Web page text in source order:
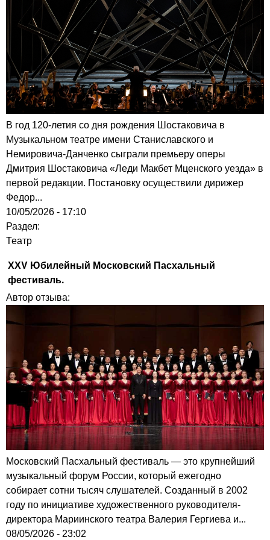
В год 120-летия со дня рождения Шостаковича в
Музыкальном театре имени Станиславского и
Немировича-Данченко сыграли премьеру оперы
Дмитрия Шостаковича «Леди Макбет Мценского уезда» в
первой редакции. Постановку осуществили дирижер
Федор...
10/05/2026 - 17:10
Раздел:
Театр
ХХV Юбилейный Московский Пасхальный
фестиваль.
Автор отзыва:
Московский Пасхальный фестиваль — это крупнейший
музыкальный форум России, который ежегодно
собирает сотни тысяч слушателей. Созданный в 2002
году по инициативе художественного руководителя-
директора Мариинского театра Валерия Гергиева и...
08/05/2026 - 23:02